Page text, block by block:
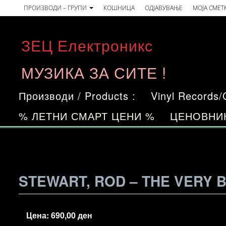
to
content
ПРОИЗВОДИ – ГРУПИ КОШНИЦА ОДЈАВУВАЊЕ МОЈА
ЗЕЦ Електроникс
МУЗИКА ЗА СИТЕ !
Производи / Products : Vinyl Records/
% ЛЕТНИ СМАРТ ЦЕНИ %
STEWART, ROD – THE VERY
Цена: 690,00ден